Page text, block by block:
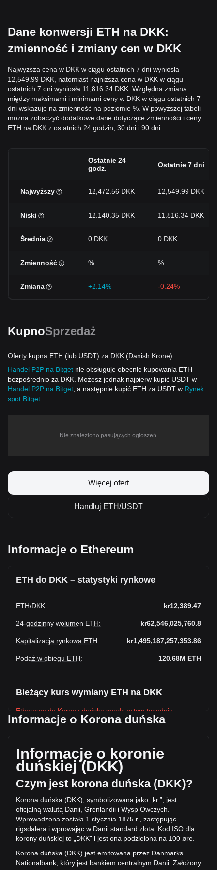
Dane konwersji ETH na DKK:
zmienność i zmiany cen w DKK
Najwyższa cena w DKK w ciągu ostatnich 7 dni wyniosła
12,549.99 DKK, natomiast najniższa cena w DKK w ciągu
ostatnich 7 dni wyniosła 11,816.34 DKK. Względna zmiana
między maksimami i minimami ceny w DKK w ciągu ostatnich 7
dni wskazuje na zmienność na poziomie %. W powyższej tabeli
można zobaczyć dodatkowe dane dotyczące zmienności i ceny
ETH na DKK z ostatnich 24 godzin, 30 dni i 90 dni.
Ostatnie 24
godz.
Ostatnie 7 dni
Najwyższy 12,472.56 DKK 12,549.99 DKK
Niski 12,140.35 DKK 11,816.34 DKK
Średnia 0 DKK 0 DKK
Zmienność % %
Zmiana +2.14% -0.24%
KupnoSprzedaż
Oferty kupna ETH (lub USDT) za DKK (Danish Krone)
Handel P2P na Bitget nie obsługuje obecnie kupowania ETH
bezpośrednio za DKK. Możesz jednak najpierw kupić USDT w
Handel P2P na Bitget , a następnie kupić ETH za USDT w Rynek
spot Bitget
Nie znaleziono pasujących ogłoszeń.
Więcej ofert
Handluj ETH/USDT
Informacje o Ethereum
ETH do DKK – statystyki rynkowe
ETH/DKK: kr12,389.47
24-godzinny wolumen ETH: kr62,546,025,760.8
Kapitalizacja rynkowa ETH: kr1,495,187,257,353.86
Podaż w obiegu ETH: 120.68M ETH
Bieżący kurs wymiany ETH na DKK
Ethereum do Korona duńska spada w tym tygodniu.
Obecna cena rynkowa Ethereum wynosi kr12,389.47 na
kr1,495,187,257,353.86 DKK w oparciu o podaż w obiegu
120,682,140 ETH. W ciągu ostatnich 24 godzin wolumen
obrotu Ethereum zmienił się o +17.91% (kr9,498,931,059.74
DKK). W ostatni dzień handlu, wolumen obrotu ETH wyniósł
kr53,047,094,701.06.
Więcej informacji o Ethereum na Bitget
Cena Ethereum
Prognoza ceny Ethereum
Czym jest Ethereum (ETH)?
Kalkulator zysków Ethereum
Informacje o Korona duńska
Informacje o koronie
duńskiej (DKK)
Czym jest korona duńska (DKK)?
Korona duńska (DKK), symbolizowana jako „kr.”, jest
oficjalną walutą Danii, Grenlandii i Wysp Owczych.
Wprowadzona została 1 stycznia 1875 r., zastępując
rigsdalera i wprowając w Danii standard złota. Kod ISO dla
korony duńskiej to „DKK” i jest ona podzielona na 100 øre.
Korona duńska (DKK) jest emitowana przez Danmarks
Nationalbank, który jest bankiem centralnym Danii. Założony